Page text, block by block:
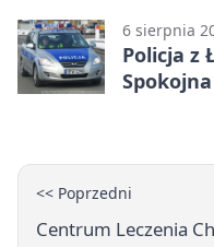
6 sierpnia
Policja z
<< Poprzedni
Centrum Leczenia